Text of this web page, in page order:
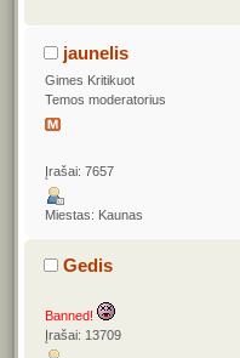
jaunelis
Gimes Kritikuot
Temos moderatorius
Įrašai: 7657
Miestas: Kaunas
Gedis
Banned!
Įrašai: 13709